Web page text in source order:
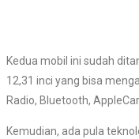
Kedua mobil ini sudah
12,31 inci yang bisa
Radio, Bluetooth,
Kemudian, ada pula